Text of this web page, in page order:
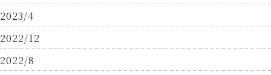
2023/4
2022/12
2022/8